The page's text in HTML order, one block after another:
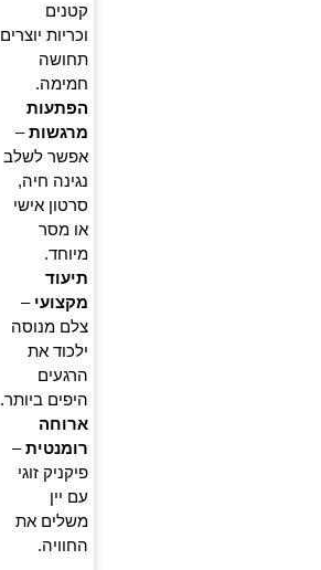
קטנים
וכריות יוצרים
תחושה
חמימה.
הפתעות
מרגשות–
אפשר לשלב
נגינה חיה,
סרטון אישי
או מסר
מיוחד.
תיעוד
מקצועי –
צלם מנוסה
ילכוד את
הרגעים
היפים ביותר.
ארוחה
רומנטית–
פיקניק זוגי
עם יין
משלים את
החוויה.